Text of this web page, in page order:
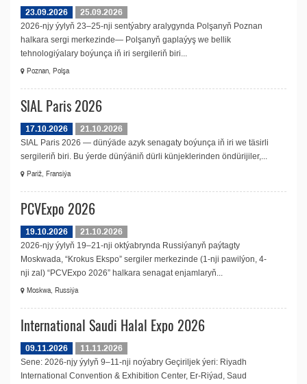
23.09.2026
25.09.2026
2026-njy ýylyň 23–25-nji sentýabry aralygynda Polşanyň Poznan
halkara sergi merkezinde— Polşanyň gaplaýyş we bellik
tehnologiýalary boýunça iň iri sergileriň biri...
Poznan, Polşa
SIAL Paris 2026
17.10.2026
21.10.2026
SIAL Paris 2026 — dünýäde azyk senagaty boýunça iň iri we täsirli
sergileriň biri. Bu ýerde dünýäniň dürli künjeklerinden öndürijiler,...
Pariž, Fransiýa
PCVExpo 2026
19.10.2026
21.10.2026
2026-njy ýylyň 19–21-nji oktýabrynda Russiýanyň paýtagty
Moskwada, “Krokus Ekspo” sergiler merkezinde (1-nji pawilýon, 4-
nji zal) “PCVExpo 2026” halkara senagat enjamlaryň...
Moskwa, Russiýa
International Saudi Halal Expo 2026
09.11.2026
11.11.2026
Sene: 2026-njy ýylyň 9–11-nji noýabry Geçiriljek ýeri: Riyadh
International Convention & Exhibition Center, Er-Riýad, Saud